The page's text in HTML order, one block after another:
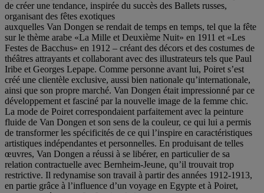
de créer une tendance, inspirée du succès des Ballets russes,
organisant des fêtes exotiques
auxquelles Van Dongen se rendait de temps en temps, tel que la fête
sur le thème arabe «La Mille et Deuxième Nuit» en 1911 et «Les
Festes de Bacchus» en 1912 – créant des décors et des costumes de
théâtres attrayants et collaborant avec des illustrateurs tels que Paul
Iribe et Georges Lepape. Comme personne avant lui, Poiret s’est
créé une clientèle exclusive, aussi bien nationale qu’internationale,
ainsi que son propre marché. Van Dongen était impressionné par ce
développement et fasciné par la nouvelle image de la femme chic.
La mode de Poiret correspondaient parfaitement avec la peinture
fluide de Van Dongen et son sens de la couleur, ce qui lui a permis
de transformer les spécificités de ce qui l’inspire en caractéristiques
artistiques indépendantes et personnelles. En produisant de telles
œuvres, Van Dongen a réussi à se libérer, en particulier de sa
relation contractuelle avec Bernheim-Jeune, qu’il trouvait trop
restrictive. Il redynamise son travail à partir des années 1912-1913,
en partie grâce à l’influence d’un voyage en Egypte et à Poiret,